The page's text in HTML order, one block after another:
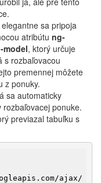
sa pripoja
atribútu ng-
model, ktorý určuje
s rozbaľovacou
premennej môžete
z ponuky.
sa automaticky
ponuke.
previazal tabuľku s
/ajax/